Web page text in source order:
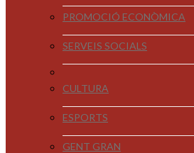
PROMOCIÓ ECONÒMICA
SERVEIS SOCIALS
CULTURA
ESPORTS
GENT GRAN